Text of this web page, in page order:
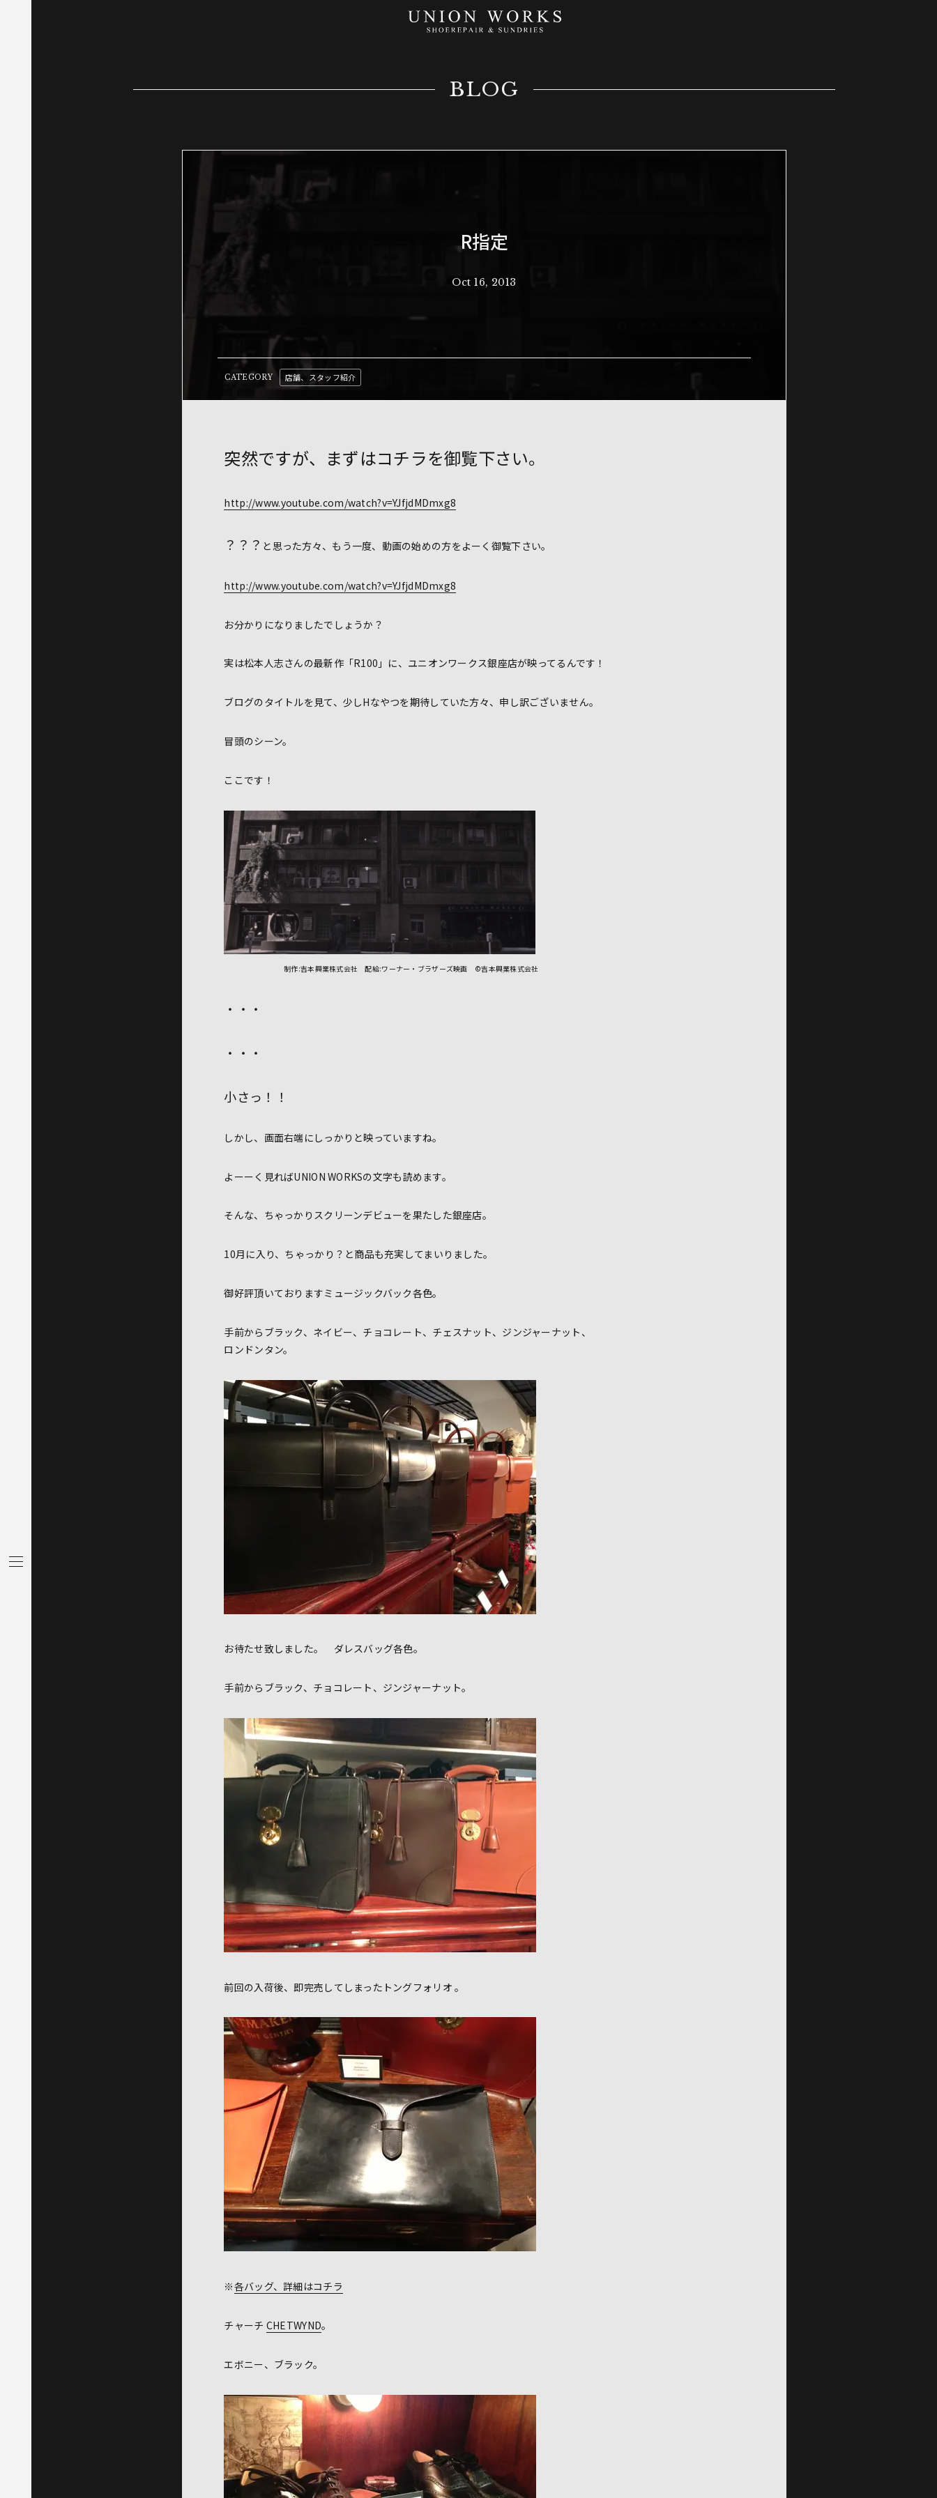
BLOG
R指定
Oct 16, 2013
CATEGORY 店舗、スタッフ紹介
突然ですが、まずはコチラを御覧下さい。
http://www.youtube.com/watch?v=YJfjdMDmxg8
？？？ と思った方々、もう一度、動画の始めの方をよーく御覧下さい。
http://www.youtube.com/watch?v=YJfjdMDmxg8
お分かりになりましたでしょうか？
実は松本人志さんの最新作「R100」に、ユニオンワークス銀座店が映ってるんです！
ブログのタイトルを見て、少しHなやつを期待していた方々、申し訳ございません。
冒頭のシーン。
ここです！
制作:吉本興業株式会社 配給:ワーナー・ブラザーズ映画 ©吉本興業株式会社
・・・
・・・
小さっ！！
しかし、画面右端にしっかりと映っていますね。
よーーく見ればUNION WORKSの文字も読めます。
そんな、ちゃっかりスクリーンデビューを果たした銀座店。
10月に入り、ちゃっかり？と商品も充実してまいりました。
御好評頂いておりますミュージックバック各色。
手前からブラック、ネイビー、チョコレート、チェスナット、ジンジャーナット、
ロンドンタン。
お待たせ致しました。 ダレスバッグ各色。
手前からブラック、チョコレート、ジンジャーナット。
前回の入荷後、即完売してしまったトングフォリオ 。
※各バッグ、詳細はコチラ
チャーチ CHETWYND。
エボニー、ブラック。